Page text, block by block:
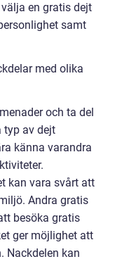
en gratis dejt
samt
med olika
och ta del
typ av dejt
känna varandra
kan vara svårt att
Andra gratis
besöka gratis
ger möjlighet att
Nackdelen kan